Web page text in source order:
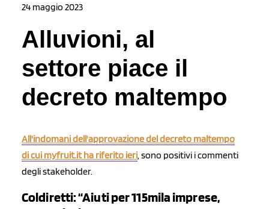
24 maggio 2023
Alluvioni, al
settore piace il
decreto maltempo
All'indomani dell'approvazione del decreto maltempo
di cui myfruit.it ha riferito ieri, sono positivi i commenti
degli stakeholder.
Coldiretti: “Aiuti per 115mila imprese,